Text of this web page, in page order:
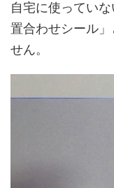
自宅に使ってい
置合わせシール
せん。